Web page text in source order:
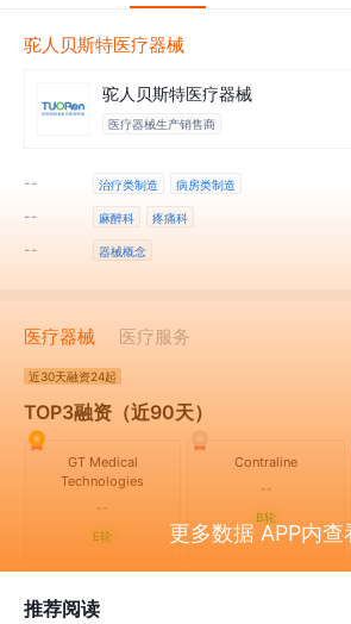
驼人贝斯特医疗器械
驼人贝斯特医疗器械
医疗器械生产销售商
-- 治疗类制造 病房类制造
-- 麻醉科 疼痛科
-- 器械概念
医疗器械 医疗服务
近30天融资24起
TOP3融资（近90天）
GT Medical
Technologies
--
E轮
Contraline
--
B轮
更多数据 APP内查
推荐阅读